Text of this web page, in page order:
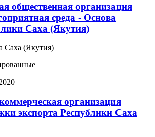
общественная организация
среда - Основа
Саха (Якутия)
Саха (Якутия)
организация
экспорта Республики Саха